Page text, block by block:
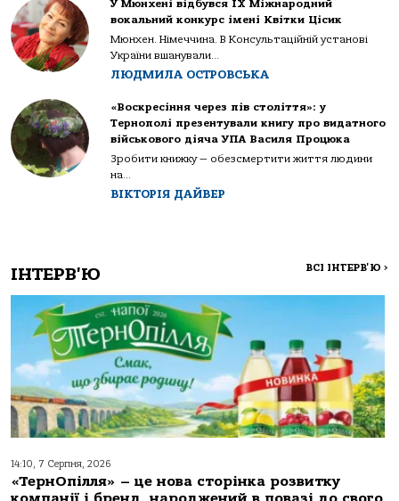
У Мюнхені відбувся IX Міжнародний
вокальний конкурс імені Квітки Цісик
Мюнхен. Німеччина. В Консультаційній установі
України вшанували...
ЛЮДМИЛА ОСТРОВСЬКА
«Воскресіння через пів століття»: у
Тернополі презентували книгу про видатного
військового діяча УПА Василя Процюка
Зробити книжку — обезсмертити життя людини
на...
ВІКТОРІЯ ДАЙВЕР
ІНТЕРВ'Ю ВСІ ІНТЕРВ'Ю >
14:10, 7 Серпня, 2026
«ТернОпілля» – це нова сторінка розвитку